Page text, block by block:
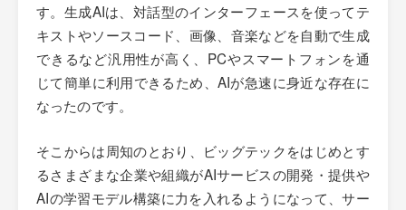
す。生成AIは、対話型のインターフェースを使ってテ
キストやソースコード、画像、音楽などを自動で生成
できるなど汎用性が高く、PCやスマートフォンを通
じて簡単に利用できるため、AIが急速に身近な存在に
なったのです。
そこからは周知のとおり、ビッグテックをはじめとす
るさまざまな企業や組織がAIサービスの開発・提供や
AIの学習モデル構築に力を入れるようになって、サー